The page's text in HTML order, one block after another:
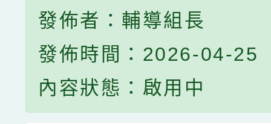
發佈者：輔導組長
發佈時間：2026-04-25
內容狀態：啟用中